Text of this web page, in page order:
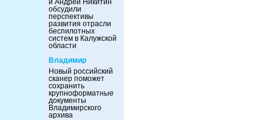
и Андрей Никитин
обсудили
перспективы
развития отрасли
беспилотных
систем в Калужской
области
Владимир
Новый российский
сканер поможет
сохранить
крупноформатные
документы
Владимирского
архива